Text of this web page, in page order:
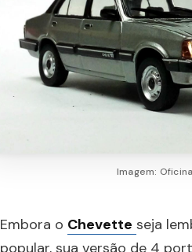
Imagem:
Embora o Chevette seja
popular, sua versão de 4